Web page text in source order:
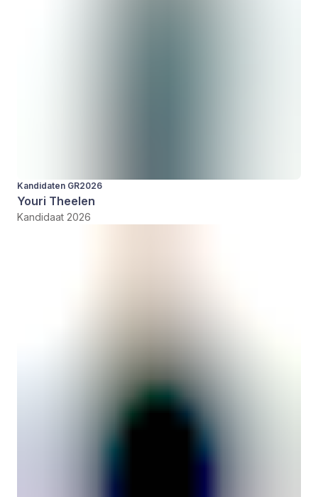
Kandidaten GR2026
Youri Theelen
Kandidaat 2026